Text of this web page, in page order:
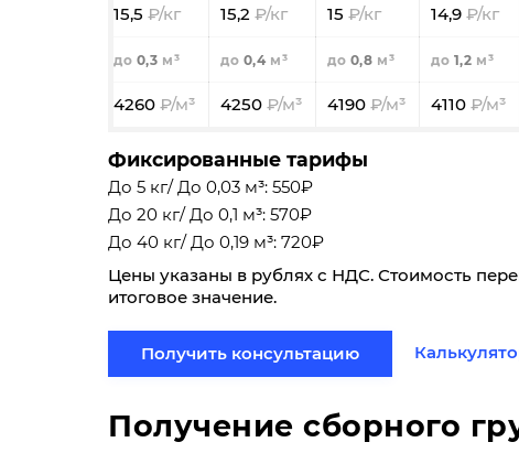
15,5 15,2 15 14,9
0,3 0,4 0,8 1,2
4260 4250 4190 4110
Фиксированные тарифы
До 5 кг/ До 0,03 м³: 550₽
До 20 кг/ До 0,1 м³: 570₽
До 40 кг/ До 0,19 м³: 720₽
Цены указаны в рублях с НДС. Стоимость
итоговое значение.
Получить консультацию
Получение сборного